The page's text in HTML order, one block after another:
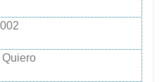
Quiero